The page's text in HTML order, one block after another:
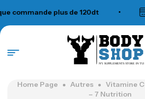
plus de 120dt
N°1 SUPPLEMENTS STORE IN
Home Page Autres
Vitamine
– 7 Nutrition